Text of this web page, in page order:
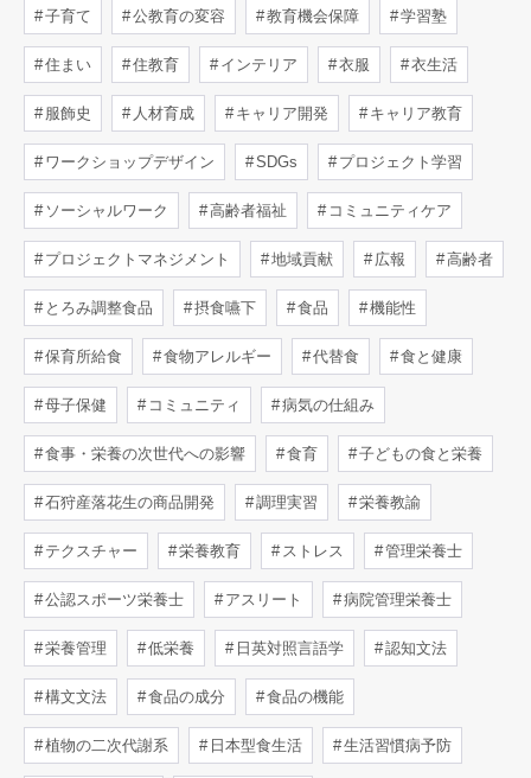
子育て 公教育の変容 教育機会保障 学習塾
住まい 住教育 インテリア 衣服 衣生活
服飾史 人材育成 キャリア開発 キャリア教育
ワークショップデザイン SDGs プロジェクト学習
ソーシャルワーク 高齢者福祉 コミュニティケア
プロジェクトマネジメント 地域貢献 広報 高齢者
とろみ調整食品 摂食嚥下 食品 機能性
保育所給食 食物アレルギー 代替食 食と健康
母子保健 コミュニティ 病気の仕組み
食事・栄養の次世代への影響 食育 子どもの食と栄養
石狩産落花生の商品開発 調理実習 栄養教諭
テクスチャー 栄養教育 ストレス 管理栄養士
公認スポーツ栄養士 アスリート 病院管理栄養士
栄養管理 低栄養 日英対照言語学 認知文法
構文文法 食品の成分 食品の機能
植物の二次代謝系 日本型食生活 生活習慣病予防